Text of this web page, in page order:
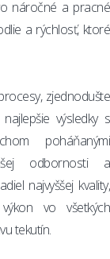
náročné a pracné
a rýchlosť, ktoré
zjednodušte
výsledky s
poháňanými
odbornosti a
najvyššej kvality,
vo všetkých
tekutín.